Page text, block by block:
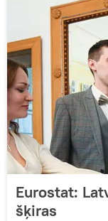
Eurostat:
šķiras